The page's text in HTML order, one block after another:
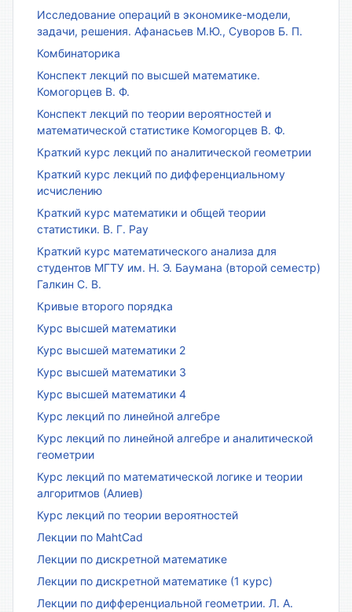
Исследование операций в экономике-модели,
задачи, решения. Афанасьев М.Ю., Суворов Б. П.
Комбинаторика
Конспект лекций по высшей математике.
Комогорцев В. Ф.
Конспект лекций по теории вероятностей и
математической статистике Комогорцев В. Ф.
Краткий курс лекций по аналитической геометрии
Краткий курс лекций по дифференциальному
исчислению
Краткий курс математики и общей теории
статистики. В. Г. Рау
Краткий курс математического анализа для
студентов МГТУ им. Н. Э. Баумана (второй семестр)
Галкин С. В.
Кривые второго порядка
Курс высшей математики
Курс высшей математики 2
Курс высшей математики 3
Курс высшей математики 4
Курс лекций по линейной алгебре
Курс лекций по линейной алгебре и аналитической
геометрии
Курс лекций по математической логике и теории
алгоритмов (Алиев)
Курс лекций по теории вероятностей
Лекции по MahtCad
Лекции по дискретной математике
Лекции по дискретной математике (1 курс)
Лекции по дифференциальной геометрии. Л. А.